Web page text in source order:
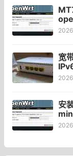
可
宽
宽
安
态
录